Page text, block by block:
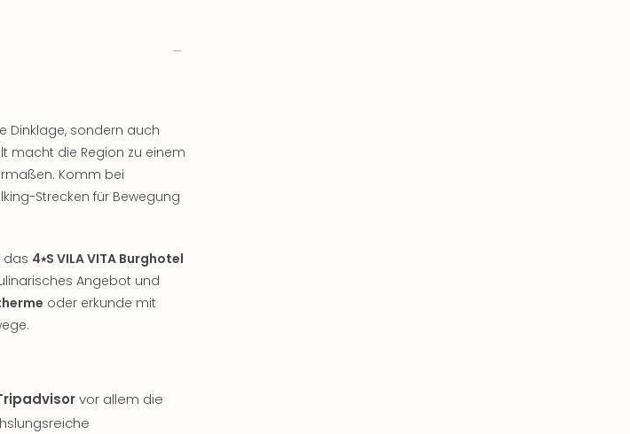
Dinklage, sondern auch
macht die Region zu einem
Komm bei
Strecken für Bewegung
das 4⭑S VILA VITA Burghotel
Angebot und
oder erkunde mit
vor allem die